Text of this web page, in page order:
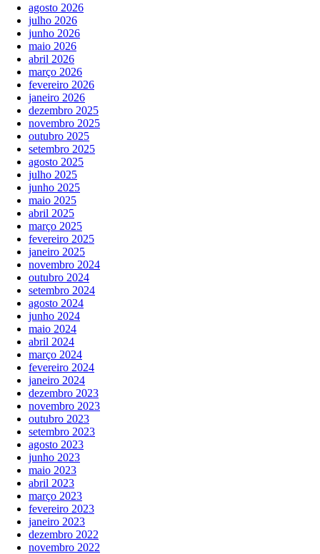
agosto 2026
julho 2026
junho 2026
maio 2026
abril 2026
março 2026
fevereiro 2026
janeiro 2026
dezembro 2025
novembro 2025
outubro 2025
setembro 2025
agosto 2025
julho 2025
junho 2025
maio 2025
abril 2025
março 2025
fevereiro 2025
janeiro 2025
novembro 2024
outubro 2024
setembro 2024
agosto 2024
junho 2024
maio 2024
abril 2024
março 2024
fevereiro 2024
janeiro 2024
dezembro 2023
novembro 2023
outubro 2023
setembro 2023
agosto 2023
junho 2023
maio 2023
abril 2023
março 2023
fevereiro 2023
janeiro 2023
dezembro 2022
novembro 2022